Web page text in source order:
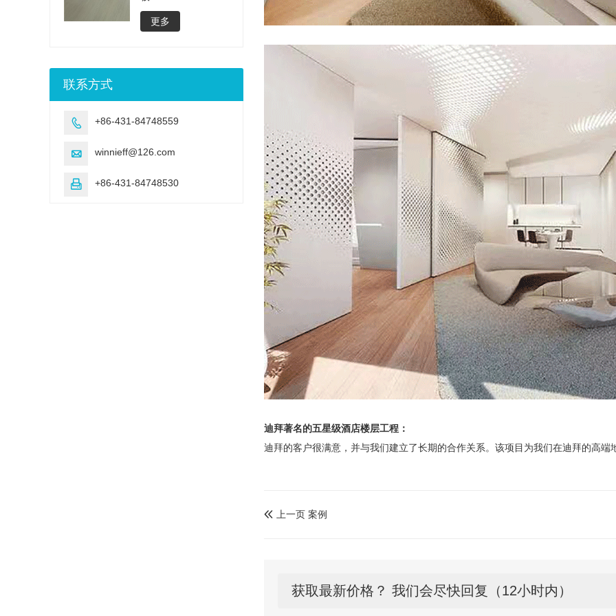
迪拜著名的五星级酒店楼层工程：
迪拜的客户很满意，并与我们建立了长期的合作关系。该项目为我们在迪拜的高端
 上一页 案例
获取最新价格？ 我们会尽快回复（12小时内）
更多
联系方式
 +86-431-84748559
 winnieff@126.com
 +86-431-84748530